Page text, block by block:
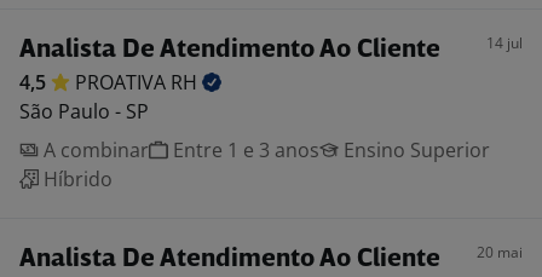
Analista De Atendimento Ao Cliente 14 jul
4,5 PROATIVA RH
São Paulo - SP
A combinar
Entre 1 e 3 anos
Ensino Superior
Híbrido
Analista De Atendimento Ao Cliente 20 mai